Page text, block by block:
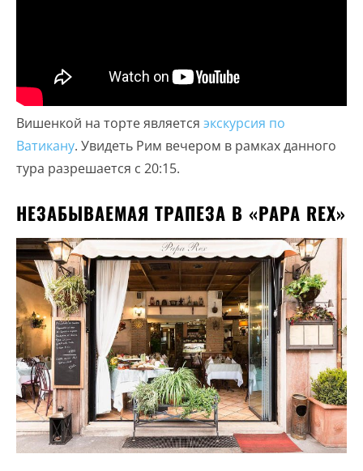
Вишенкой на торте является экскурсия по
Ватикану. Увидеть Рим вечером в рамках данного
тура разрешается с 20:15.
НЕЗАБЫВАЕМАЯ ТРАПЕЗА В «PAPA REX»